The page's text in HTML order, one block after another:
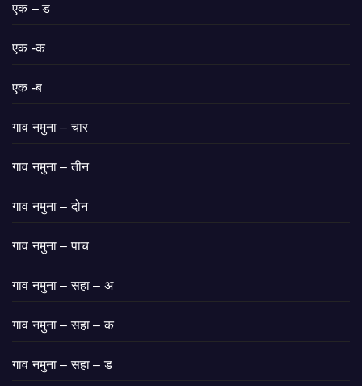
एक – ड
एक -क
एक -ब
गाव नमुना – चार
गाव नमुना – तीन
गाव नमुना – दोन
गाव नमुना – पाच
गाव नमुना – सहा – अ
गाव नमुना – सहा – क
गाव नमुना – सहा – ड